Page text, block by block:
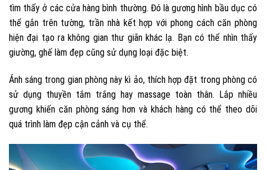
tìm thấy ở các cửa hàng bình thường. Đó là gương hình bầu dục có
thể gắn trên tường, trần nhà kết hợp với phong cách căn phòng
hiện đại tạo ra không gian thư giãn khác lạ. Bạn có thể nhìn thấy
giường, ghế làm đẹp cũng sử dụng loại đặc biệt.
Ánh sáng trong gian phòng này kì ảo, thích hợp đặt trong phòng có
sử dụng thuyền tắm trắng hay massage toàn thân. Lắp nhiều
gương khiến căn phòng sáng hơn và khách hàng có thể theo dõi
quá trình làm đẹp cận cảnh và cụ thể.